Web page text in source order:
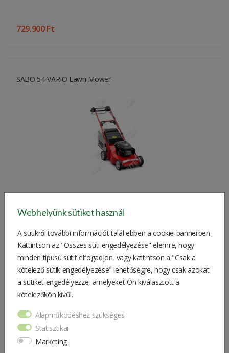
729.900 Ft
SABO 54-VARIO Lawn Mower
821.690 Ft
Segway Navimow H215E Robotic Lawn Mower
Webhelyünk sütiket használ
A sütikről további információt talál ebben a cookie-bannerben.
Kattintson az "Összes süti engedélyezése" elemre, hogy
minden típusú sütit elfogadjon, vagy kattintson a "Csak a
kötelező sütik engedélyezése" lehetőségre, hogy csak azokat
a sütiket engedélyezze, amelyeket Ön kiválasztott a
kötelezőkön kívűl.
Alapműködéshez szükséges
Statisztikai
Marketing